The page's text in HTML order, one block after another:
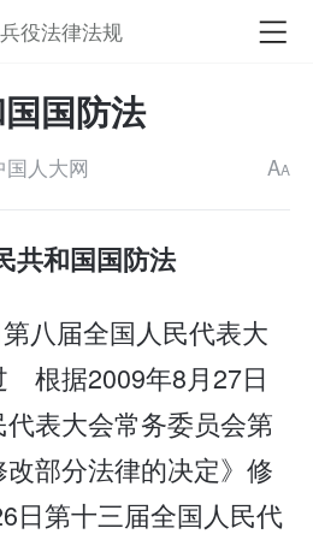
兵役法律法规
国防法
国人大网 AA
共和国国防法
第八届全国人民代表大
根据2009年8月27日
表大会常务委员会第
部分法律的决定》修
第十三届全国人民代